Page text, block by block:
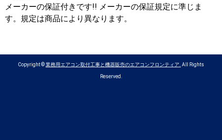
メーカーの保証付きです!! メーカーの保証規定に準じま
す。規定は商品により異なります。
Copyright ©業務用エアコン取付工事と機器販売のエアコンフロンティア. All Rights
Reserved.